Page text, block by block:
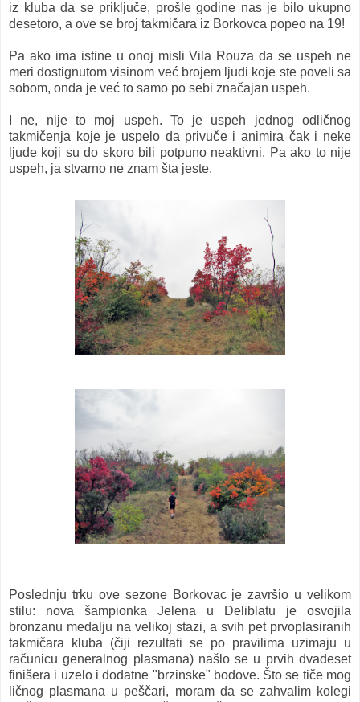
iz kluba da se priključe, prošle godine nas je bilo ukupno
desetoro, a ove se broj takmičara iz Borkovca popeo na 19!
Pa ako ima istine u onoj misli Vila Rouza da se uspeh ne
meri dostignutom visinom već brojem ljudi koje ste poveli sa
sobom, onda je već to samo po sebi značajan uspeh.
I ne, nije to moj uspeh. To je uspeh jednog odličnog
takmičenja koje je uspelo da privuče i animira čak i neke
ljude koji su do skoro bili potpuno neaktivni. Pa ako to nije
uspeh, ja stvarno ne znam šta jeste.
Poslednju trku ove sezone Borkovac je završio u velikom
stilu: nova šampionka Jelena u Deliblatu je osvojila
bronzanu medalju na velikoj stazi, a svih pet prvoplasiranih
takmičara kluba (čiji rezultati se po pravilima uzimaju u
računicu generalnog plasmana) našlo se u prvih dvadeset
finišera i uzelo i dodatne "brzinske" bodove. Što se tiče mog
ličnog plasmana u peščari, moram da se zahvalim kolegi